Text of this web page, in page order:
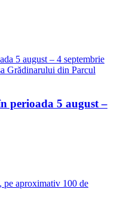
perioada 5 august –